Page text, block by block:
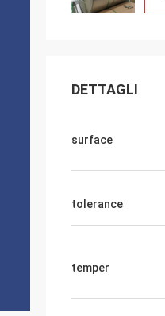
DETTAGLI
surface
tolerance
temper